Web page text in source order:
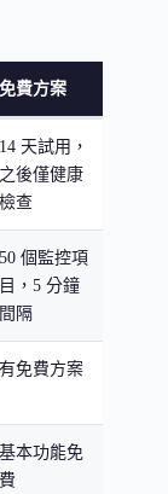
免費方案
14 天試用，
之後僅健康
檢查
50 個監控項
目，5 分鐘
間隔
有免費方案
基本功能免
費